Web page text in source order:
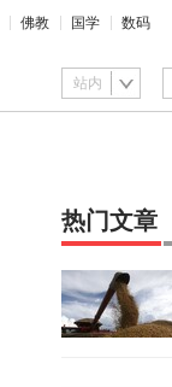
佛教 国学 数码
站内
热门文章